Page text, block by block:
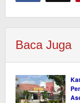
Baca Juga